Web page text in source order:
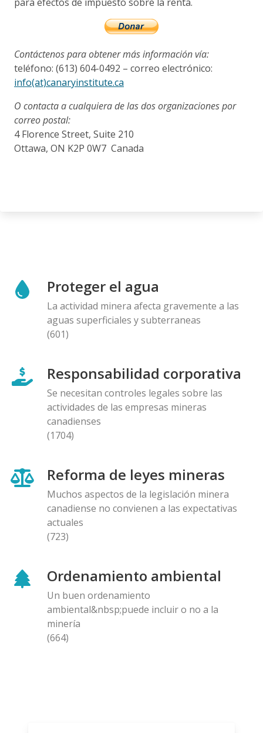
Contáctenos para obtener más información vía:
teléfono: (613) 604-0492 – correo electrónico:
info(at)canaryinstitute.ca
O contacta a cualquiera de las dos organizaciones por
correo postal:
4 Florence Street, Suite 210
Ottawa, ON K2P 0W7 Canada
Proteger el agua
La actividad minera afecta gravemente a las
aguas superficiales y subterraneas
(601)
Responsabilidad corporativa
Se necesitan controles legales sobre las
actividades de las empresas mineras
canadienses
(1704)
Reforma de leyes mineras
Muchos aspectos de la legislación minera
canadiense no convienen a las expectativas
actuales
(723)
Ordenamiento ambiental
Un buen ordenamiento
ambiental&nbsp;puede incluir o no a la
minería
(664)